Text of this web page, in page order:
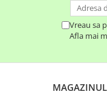
Vreau sa
Afla mai